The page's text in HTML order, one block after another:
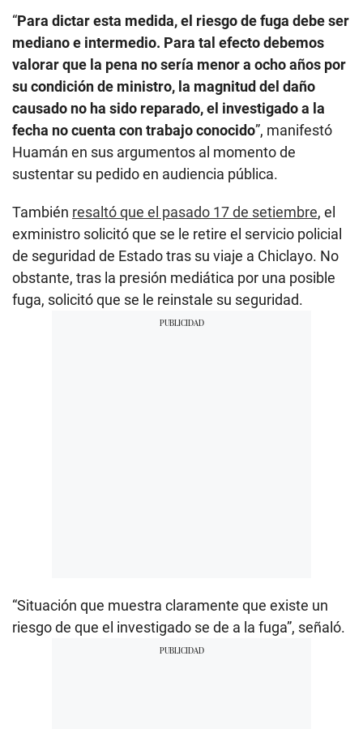
“Para dictar esta medida, el riesgo de fuga debe ser
mediano e intermedio. Para tal efecto debemos
valorar que la pena no sería menor a ocho años por
su condición de ministro, la magnitud del daño
causado no ha sido reparado, el investigado a la
fecha no cuenta con trabajo conocido”, manifestó
Huamán en sus argumentos al momento de
sustentar su pedido en audiencia pública.
También resaltó que el pasado 17 de setiembre, el
exministro solicitó que se le retire el servicio policial
de seguridad de Estado tras su viaje a Chiclayo. No
obstante, tras la presión mediática por una posible
fuga, solicitó que se le reinstale su seguridad.
“Situación que muestra claramente que existe un
riesgo de que el investigado se de a la fuga”, señaló.